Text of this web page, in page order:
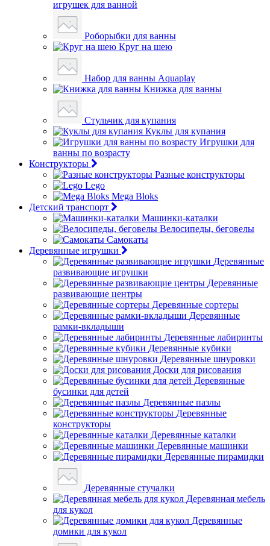
игрушек для ванной
Роборыбки для ванны
Круг на шею
Набор для ванны Aquaplay
Книжка для ванны
Стульчик для купания
Куклы для купания
Игрушки для
ванны по возрасту
Конструкторы
Разные конструкторы
Lego
Mega Bloks
Детский транспорт
Машинки-каталки
Велосипеды, беговелы
Самокаты
Деревянные игрушки
Деревянные
развивающие игрушки
Деревянные
развивающие центры
Деревянные сортеры
Деревянные
рамки-вкладыши
Деревянные лабиринты
Деревянные кубики
Деревянные шнуровки
Доски для рисования
Деревянные
бусинки для детей
Деревянные пазлы
Деревянные
конструкторы
Деревянные каталки
Деревянные машинки
Деревянные пирамидки
Деревянные стучалки
Деревянная мебель
для кукол
Деревянные
домики для кукол